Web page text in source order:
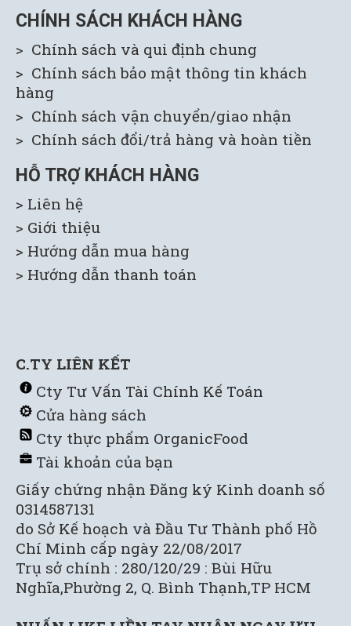
CHÍNH SÁCH KHÁCH HÀNG
> Chính sách và qui định chung
> Chính sách bảo mật thông tin khách
hàng
> Chính sách vận chuyển/giao nhận
> Chính sách đổi/trả hàng và hoàn tiền
HỖ TRỢ KHÁCH HÀNG
> Liên hệ
> Giới thiệu
> Hướng dẫn mua hàng
> Hướng dẫn thanh toán
C.TY LIÊN KẾT
Cty Tư Vấn Tài Chính Kế Toán
Cửa hàng sách
Cty thực phẩm OrganicFood
Tài khoản của bạn
Giấy chứng nhận Đăng ký Kinh doanh số
0314587131
do Sở Kế hoạch và Đầu Tư Thành phố Hồ
Chí Minh cấp ngày 22/08/2017
Trụ sở chính : 280/120/29 : Bùi Hữu
Nghĩa,Phường 2, Q. Bình Thạnh,TP HCM